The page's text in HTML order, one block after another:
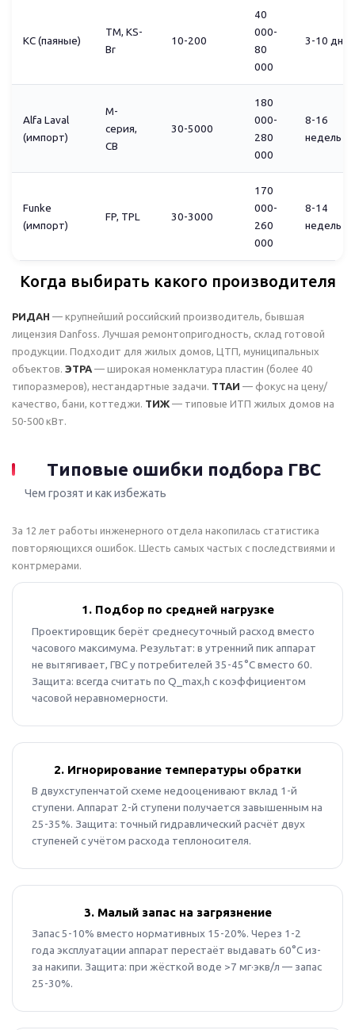
КС (паяные)
TM, KS-
Br
10-200
40
000-
80
000
3-10 дней
Alfa Laval
(импорт)
M-
серия,
CB
30-5000
180
000-
280
000
8-16
недель
Funke
(импорт)
FP, TPL 30-3000
170
000-
260
000
8-14
недель
Когда выбирать какого производителя
РИДАН — крупнейший российский производитель, бывшая
лицензия Danfoss. Лучшая ремонтопригодность, склад готовой
продукции. Подходит для жилых домов, ЦТП, муниципальных
объектов. ЭТРА — широкая номенклатура пластин (более 40
типоразмеров), нестандартные задачи. ТТАИ — фокус на цену/
качество, бани, коттеджи. ТИЖ — типовые ИТП жилых домов на
50-500 кВт.
Типовые ошибки подбора ГВС
Чем грозят и как избежать
За 12 лет работы инженерного отдела накопилась статистика
повторяющихся ошибок. Шесть самых частых с последствиями и
контрмерами.
1. Подбор по средней нагрузке
Проектировщик берёт среднесуточный расход вместо
часового максимума. Результат: в утренний пик аппарат
не вытягивает, ГВС у потребителей 35-45°C вместо 60.
Защита: всегда считать по Q_max,h с коэффициентом
часовой неравномерности.
2. Игнорирование температуры обратки
В двухступенчатой схеме недооценивают вклад 1-й
ступени. Аппарат 2-й ступени получается завышенным на
25-35%. Защита: точный гидравлический расчёт двух
ступеней с учётом расхода теплоносителя.
3. Малый запас на загрязнение
Запас 5-10% вместо нормативных 15-20%. Через 1-2
года эксплуатации аппарат перестаёт выдавать 60°C из-
за накипи. Защита: при жёсткой воде >7 мг·экв/л — запас
25-30%.